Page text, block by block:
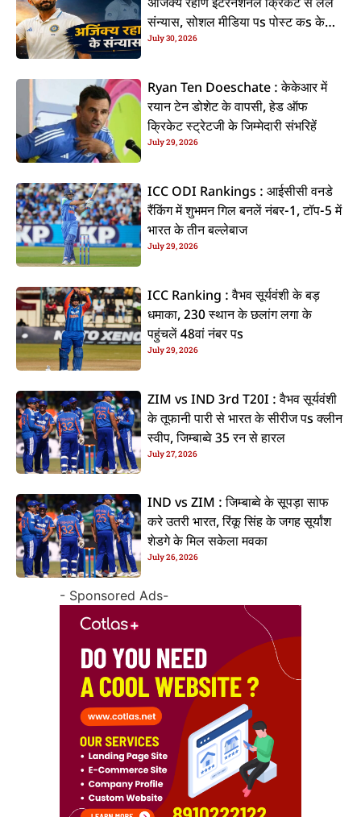
अजिंक्य रहाणे इंटरनेशनल क्रिकेट से ललें
संन्यास, सोशल मीडिया पs पोस्ट कs के
कइलें एलान
July 30, 2026
Ryan Ten Doeschate : केकेआर में
रयान टेन डोशेट के वापसी, हेड ऑफ
क्रिकेट स्ट्रेटजी के जिम्मेदारी संभरिहें
July 29, 2026
ICC ODI Rankings : आईसीसी वनडे
रैंकिंग में शुभमन गिल बनलें नंबर-1, टॉप-5 में
भारत के तीन बल्लेबाज
July 29, 2026
ICC Ranking : वैभव सूर्यवंशी के बड़
धमाका, 230 स्थान के छलांग लगा के
पहुंचलें 48वां नंबर पs
July 29, 2026
ZIM vs IND 3rd T20I : वैभव सूर्यवंशी
के तूफानी पारी से भारत के सीरीज पs क्लीन
स्वीप, जिम्बाब्वे 35 रन से हारल
July 27, 2026
IND vs ZIM : जिम्बाब्वे के सूपड़ा साफ
करे उतरी भारत, रिंकू सिंह के जगह सूर्यांश
शेडगे के मिल सकेला मवका
July 26, 2026
- Sponsored Ads-